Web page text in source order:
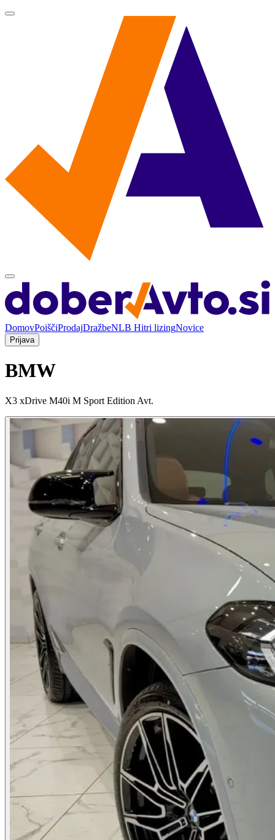
DomovPoiščiProdajDražbeNLB Hitri lizingNovice
Prijava
BMW
X3 xDrive M40i M Sport Edition Avt.